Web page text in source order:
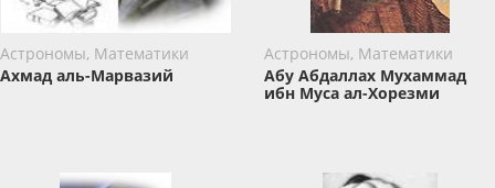
Астрономы, Математики
Ахмад аль-Марвазий
Астрономы, Математики
Абу Абдаллах Мухаммад
ибн Муса ал-Хорезми